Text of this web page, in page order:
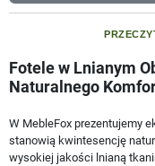
Fotele w Lnianym
Naturalnego
W MebleFox prezentujemy
stanowią kwintesencję
wysokiej jakości lnianą